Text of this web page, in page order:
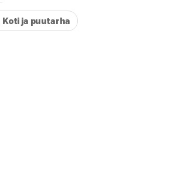
Koti ja puutarha